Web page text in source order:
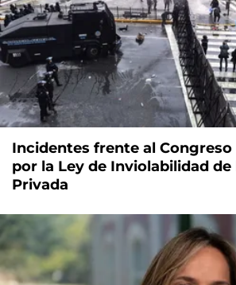
Incidentes frente al Congreso
por la Ley de Inviolabilidad
Privada